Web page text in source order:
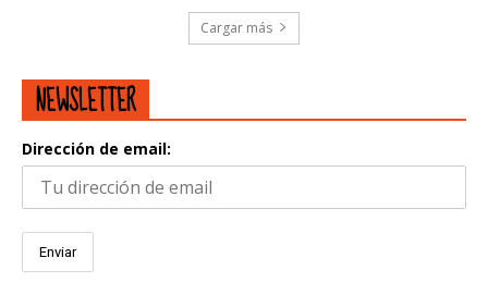
Cargar más
NEWSLETTER
Dirección de email: